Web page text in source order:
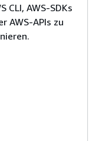
CLI, AWS-SDKs
AWS-APIs zu